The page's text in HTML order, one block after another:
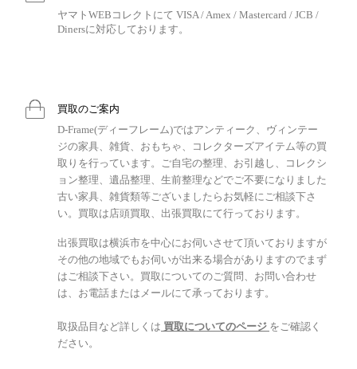
ヤマトWEBコレクトにて VISA / Amex / Mastercard / JCB /
Dinersに対応しております。
買取のご案内
D-Frame(ディーフレーム)ではアンティーク、ヴィンテー
ジの家具、雑貨、おもちゃ、コレクターズアイテム等の買
取りを行っています。ご自宅の整理、お引越し、コレクシ
ョン整理、遺品整理、生前整理などでご不要になりました
古い家具、雑貨類等ございましたらお気軽にご相談下さ
い。買取は店頭買取、出張買取にて行っております。
出張買取は横浜市を中心にお伺いさせて頂いておりますが
その他の地域でもお伺いが出来る場合がありますのでまず
はご相談下さい。買取についてのご質問、お問い合わせ
は、お電話またはメールにて承っております。
取扱品目など詳しくは 買取についてのページ をご確認く
ださい。